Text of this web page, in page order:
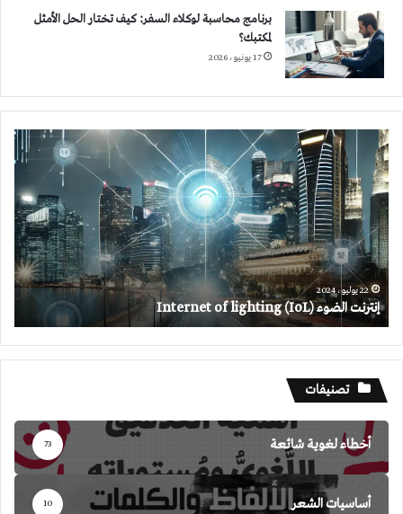
برنامج محاسبة لوكلاء السفر: كيف تختار الحل الأمثل
لمكتبك؟
17 يونيو، 2026
إنترنت
الضوء
Internet
of
lighting
(IoL)
22 يوليو، 2024
إنترنت الضوء Internet of lighting (IoL)
تصنيفات
أخطاء لغوية شائعة 73
أساسيات الشعر 10